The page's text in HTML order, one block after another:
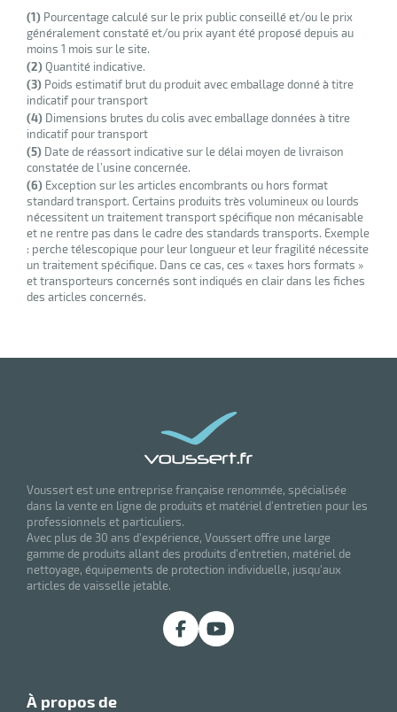
(1) Pourcentage calculé sur le prix public conseillé et/ou le prix
généralement constaté et/ou prix ayant été proposé depuis au
moins 1 mois sur le site.
(2)Quantité indicative.
(3) Poids estimatif brut du produit avec emballage donné à titre
indicatif pour transport
(4) Dimensions brutes du colis avec emballage données à titre
indicatif pour transport
(5) Date de réassort indicative sur le délai moyen de livraison
constatée de l’usine concernée.
(6) Exception sur les articles encombrants ou hors format
standard transport. Certains produits très volumineux ou lourds
nécessitent un traitement transport spécifique non mécanisable
et ne rentre pas dans le cadre des standards transports. Exemple
: perche télescopique pour leur longueur et leur fragilité nécessite
un traitement spécifique. Dans ce cas, ces « taxes hors formats »
et transporteurs concernés sont indiqués en clair dans les fiches
des articles concernés.
Voussert est une entreprise française renommée, spécialisée
dans la vente en ligne de produits et matériel d'entretien pour les
professionnels et particuliers.
Avec plus de 30 ans d'expérience, Voussert offre une large
gamme de produits allant des produits d'entretien, matériel de
nettoyage, équipements de protection individuelle, jusqu'aux
articles de vaisselle jetable.
à propos de